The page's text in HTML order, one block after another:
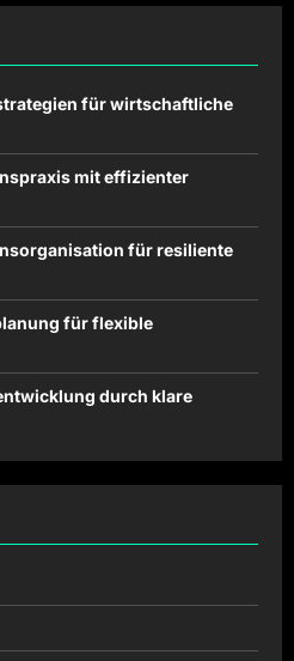
für wirtschaftliche
mit effizienter
für resiliente
für flexible
durch klare